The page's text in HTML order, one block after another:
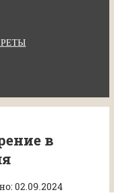
в
02.09.2024